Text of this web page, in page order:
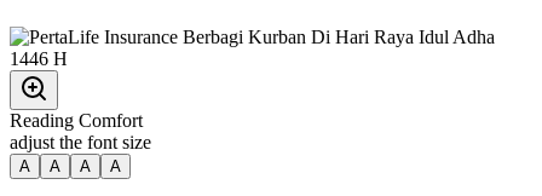
Reading Comfort
adjust the font size
A A A A